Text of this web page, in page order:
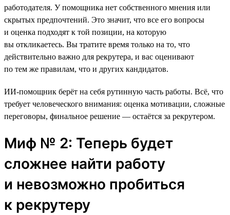
работодателя. У помощника нет собственного мнения или
скрытых предпочтений. Это значит, что все его вопросы
и оценка подходят к той позиции, на которую
вы откликаетесь. Вы тратите время только на то, что
действительно важно для рекрутера, и вас оценивают
по тем же правилам, что и других кандидатов.
ИИ-помощник берёт на себя рутинную часть работы. Всё, что
требует человеческого внимания: оценка мотивации, сложные
переговоры, финальное решение — остаётся за рекрутером.
Миф № 2: Теперь будет
сложнее найти работу
и невозможно пробиться
к рекрутеру